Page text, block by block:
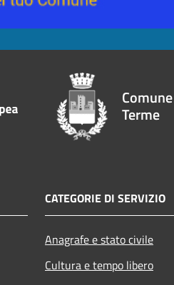
Terme
CATEGORIE DI SERVIZIO
Anagrafe e stato civile
Cultura e tempo libero